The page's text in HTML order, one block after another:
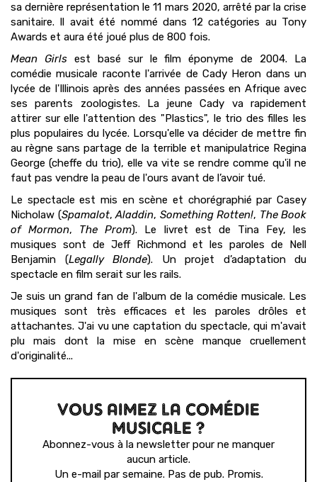
sa dernière représentation le 11 mars 2020, arrêté par la crise
sanitaire. Il avait été nommé dans 12 catégories au Tony
Awards et aura été joué plus de 800 fois.
Mean Girlsest basé sur le film éponyme de 2004. La
comédie musicale raconte l'arrivée de Cady Heron dans un
lycée de l'Illinois après des années passées en Afrique avec
ses parents zoologistes. La jeune Cady va rapidement
attirer sur elle l'attention des "Plastics", le trio des filles les
plus populaires du lycée. Lorsqu'elle va décider de mettre fin
au règne sans partage de la terrible et manipulatrice Regina
George (cheffe du trio), elle va vite se rendre comme qu'il ne
faut pas vendre la peau de l'ours avant de l’avoir tué.
Le spectacle est mis en scène et chorégraphié par Casey
Nicholaw (Spamalot,Aladdin, Something Rotten!, The Book
of Mormon, The Prom). Le livret est de Tina Fey, les
musiques sont de Jeff Richmond et les paroles de Nell
Benjamin (Legally Blonde). Un projet d’adaptation du
spectacle en film serait sur les rails.
Je suis un grand fan de l'album de la comédie musicale. Les
musiques sont très efficaces et les paroles drôles et
attachantes. J'ai vu une captation du spectacle, qui m'avait
plu mais dont la mise en scène manque cruellement
d'originalité...
VOUS AIMEZ LA COMÉDIE
MUSICALE ?
Abonnez-vous à la newsletter pour ne manquer
aucun article.
Un e-mail par semaine. Pas de pub. Promis.